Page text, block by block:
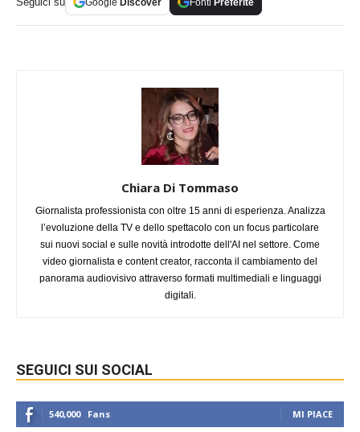
Google Discover Fonti Preferite
Chiara Di Tommaso
Giornalista professionista con oltre 15 anni di esperienza. Analizza
l’evoluzione della TV e dello spettacolo con un focus particolare
sui nuovi social e sulle novità introdotte dell'AI nel settore. Come
video giornalista e content creator, racconta il cambiamento del
panorama audiovisivo attraverso formati multimediali e linguaggi
digitali.
SEGUICI SUI SOCIAL
540,000 Fans MI PIACE